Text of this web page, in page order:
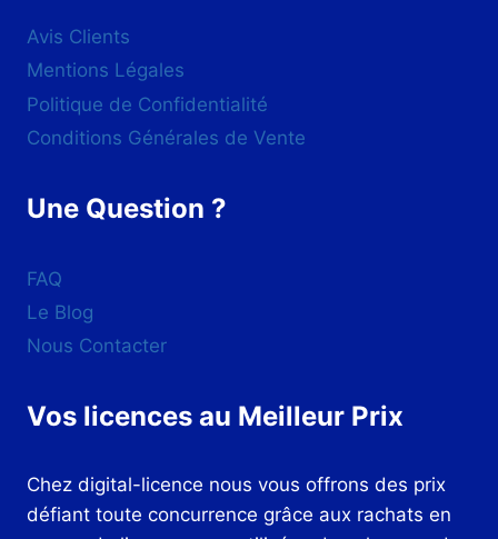
Avis Clients
Mentions Légales
Politique de Confidentialité
Conditions Générales de Vente
Une Question ?
FAQ
Le Blog
Nous Contacter
Vos licences au Meilleur Prix
Chez digital-licence nous vous offrons des prix
défiant toute concurrence grâce aux rachats en